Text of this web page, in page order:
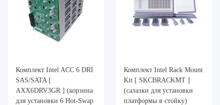
Комплект Intel ACC 6 DRI
SAS/SATA [
AXX6DRV3GR ] (корзина
для установки 6 Hot-Swap
Комплект Intel Rack Mount
Kit [ SKCBRACKMT ]
(салазки для установки
платформы в стойку)